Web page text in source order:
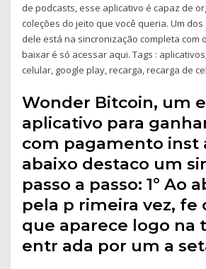
de podcasts, esse aplicativo é capaz de
coleções do jeito que você queria. Um
dele está na sincronização completa com
baixar é só acessar aqui. Tags :
celular, google play, recarga, recarga de
Wonder Bitcoin, um
aplicativo para
com pagamento inst
abaixo destaco um
passo a passo: 1º Ao
pela p rimeira vez, fe
que aparece logo na
entr ada por um a